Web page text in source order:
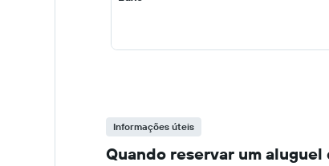
Informações úteis
Quando reservar um aluguel